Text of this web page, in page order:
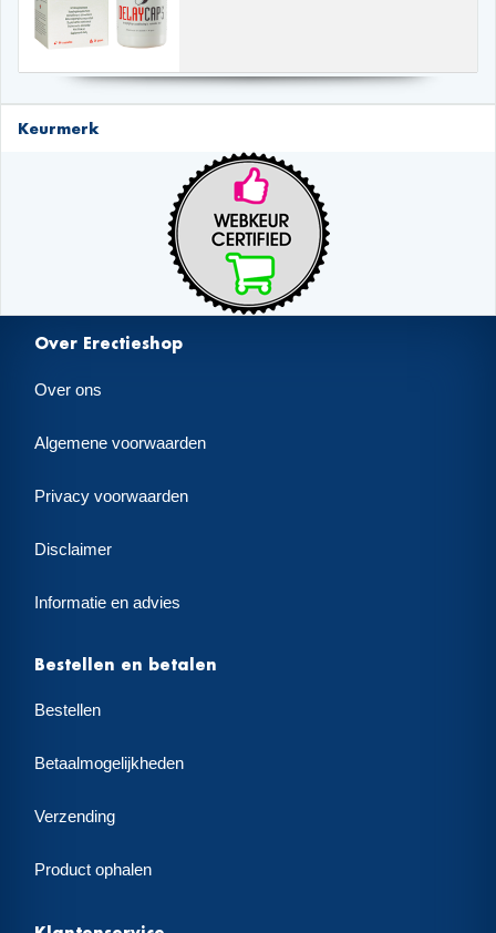
Keurmerk
Over Erectieshop
Over ons
Algemene voorwaarden
Privacy voorwaarden
Disclaimer
Informatie en advies
Bestellen en betalen
Bestellen
Betaalmogelijkheden
Verzending
Product ophalen